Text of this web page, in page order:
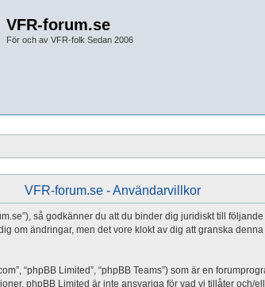
VFR-forum.se
För och av VFR-folk Sedan 2006
VFR-forum.se - Användarvillkor
så godkänner du att du binder dig juridiskt till
om ändringar, men det vore klokt av dig att granska
“phpBB Limited”, “phpBB Teams”) som är en
phpBB Limited är inte ansvariga för vad vi tillåter